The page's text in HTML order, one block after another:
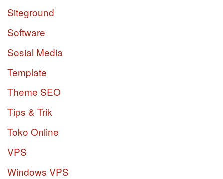
Siteground
Software
Sosial Media
Template
Theme SEO
Tips & Trik
Toko Online
VPS
Windows VPS